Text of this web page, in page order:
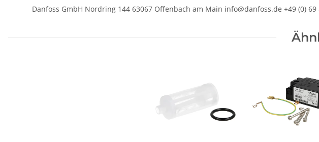
Danfoss GmbH Nordring 144 63067 Offenbach am Main info@danfoss.de +49 (0) 69